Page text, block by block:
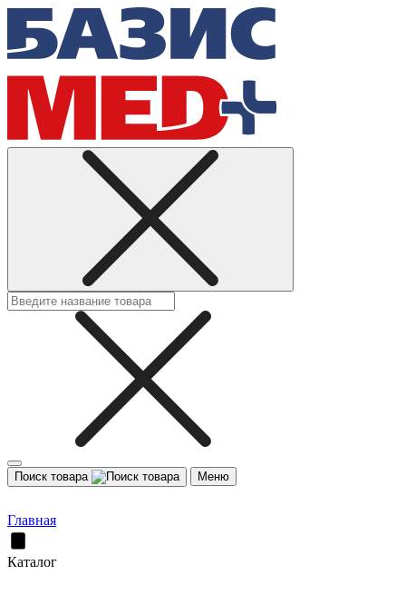
Поиск товара Меню
Главная
Каталог